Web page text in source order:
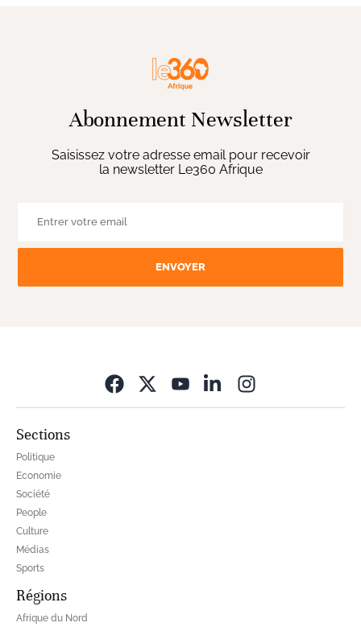
Abonnement Newsletter
Saisissez votre adresse email pour recevoir
la newsletter Le360 Afrique
ENVOYER
Sections
Politique
Economie
Société
People
Culture
Médias
Sports
Régions
Afrique du Nord